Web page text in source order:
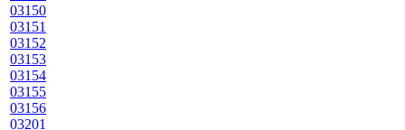
03150
03151
03152
03153
03154
03155
03156
03201